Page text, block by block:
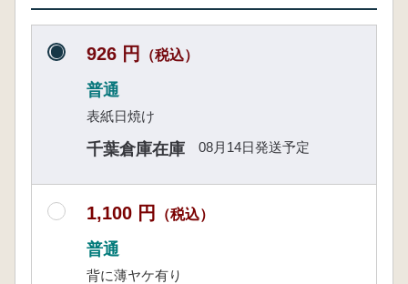
926 円 （税込）
普通
表紙日焼け
千葉倉庫在庫 08月14日発送予定
1,100 円 （税込）
普通
背に薄ヤケ有り